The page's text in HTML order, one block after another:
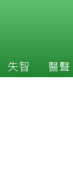
失智 醫聲